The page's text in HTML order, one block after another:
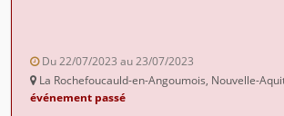
Du 22/07/2023 au 23/07/2023
La Rochefoucauld-en-Angoumois, Nouvelle-
événement passé